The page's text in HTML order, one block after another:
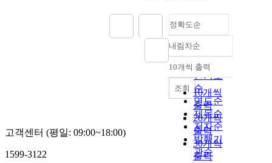
정확도순
정확도
순
인기도
순
연도순
제목순
저자순
발행기
관순
내림차순
내림차순
10개씩 출력
10개씩
출력
20개씩
출력
30개씩
출력
조회
고객센터 (평일: 09:00~18:00)
1599-3122